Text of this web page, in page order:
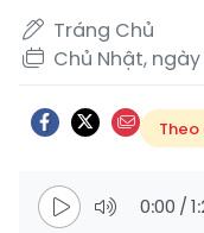
Tráng Chủ
Chủ Nhật,
Theo
0:00 /